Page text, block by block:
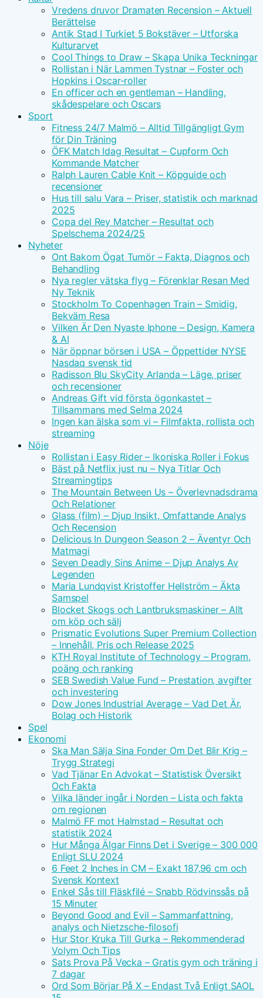
Vredens druvor Dramaten Recension – Aktuell
Berättelse
Antik Stad I Turkiet 5 Bokstäver – Utforska
Kulturarvet
Cool Things to Draw – Skapa Unika Teckningar
Rollistan i När Lammen Tystnar – Foster och
Hopkins i Oscar-roller
En officer och en gentleman – Handling,
skådespelare och Oscars
Sport
Fitness 24/7 Malmö – Alltid Tillgängligt Gym
för Din Träning
ÖFK Match Idag Resultat – Cupform Och
Kommande Matcher
Ralph Lauren Cable Knit – Köpguide och
recensioner
Hus till salu Vara – Priser, statistik och marknad
2025
Copa del Rey Matcher – Resultat och
Spelschema 2024/25
Nyheter
Ont Bakom Ögat Tumör – Fakta, Diagnos och
Behandling
Nya regler vätska flyg – Förenklar Resan Med
Ny Teknik
Stockholm To Copenhagen Train – Smidig,
Bekväm Resa
Vilken Är Den Nyaste Iphone – Design, Kamera
& AI
När öppnar börsen i USA – Öppettider NYSE
Nasdaq svensk tid
Radisson Blu SkyCity Arlanda – Läge, priser
och recensioner
Andreas Gift vid första ögonkastet –
Tillsammans med Selma 2024
Ingen kan älska som vi – Filmfakta, rollista och
streaming
Nöje
Rollistan i Easy Rider – Ikoniska Roller i Fokus
Bäst på Netflix just nu – Nya Titlar Och
Streamingtips
The Mountain Between Us – Överlevnadsdrama
Och Relationer
Glass (film) – Djup Insikt, Omfattande Analys
Och Recension
Delicious In Dungeon Season 2 – Äventyr Och
Matmagi
Seven Deadly Sins Anime – Djup Analys Av
Legenden
Maria Lundqvist Kristoffer Hellström – Äkta
Samspel
Blocket Skogs och Lantbruksmaskiner – Allt
om köp och sälj
Prismatic Evolutions Super Premium Collection
– Innehåll, Pris och Release 2025
KTH Royal Institute of Technology – Program,
poäng och ranking
SEB Swedish Value Fund – Prestation, avgifter
och investering
Dow Jones Industrial Average – Vad Det Är,
Bolag och Historik
Spel
Ekonomi
Ska Man Sälja Sina Fonder Om Det Blir Krig –
Trygg Strategi
Vad Tjänar En Advokat – Statistisk Översikt
Och Fakta
Vilka länder ingår i Norden – Lista och fakta
om regionen
Malmö FF mot Halmstad – Resultat och
statistik 2024
Hur Många Älgar Finns Det i Sverige – 300 000
Enligt SLU 2024
6 Feet 2 Inches in CM – Exakt 187,96 cm och
Svensk Kontext
Enkel Sås till Fläskfilé – Snabb Rödvinssås på
15 Minuter
Beyond Good and Evil – Sammanfattning,
analys och Nietzsche-filosofi
Hur Stor Kruka Till Gurka – Rekommenderad
Volym Och Tips
Sats Prova På Vecka – Gratis gym och träning i
7 dagar
Ord Som Börjar På X – Endast Två Enligt SAOL